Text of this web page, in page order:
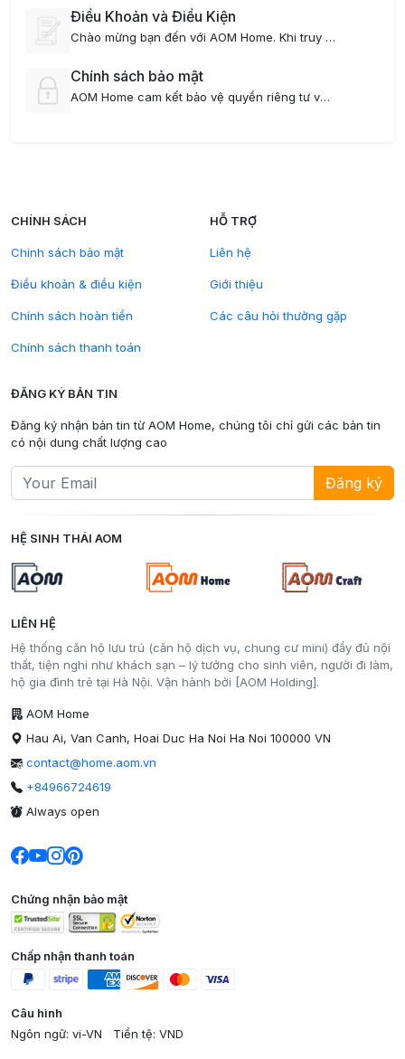
Điều Khoản và Điều Kiện
Chào mừng bạn đến với AOM Home. Khi truy cập và sử dụng dịch vụ của chúng tôi, bạn đồng ý tuân thủ các Điều khoản và Điều kiện sau đây. Vui lòng đọc kỹ để đảm bảo bạn hiểu rõ các quyền và nghĩa vụ của mình.
Chính sách bảo mật
AOM Home cam kết bảo vệ quyền riêng tư và bảo mật thông tin cá nhân của khách hàng. Chính sách này giải thích cách chúng tôi thu thập, sử dụng và bảo vệ thông tin cá nhân khi bạn sử dụng dịch vụ của chúng tôi.
LIÊN HỆ
Hệ thống căn hộ lưu trú (căn hộ dịch vụ, chung cư mini) đầy đủ nội
thất, tiện nghi như khách sạn – lý tưởng cho sinh viên, người đi làm,
hộ gia đình trẻ tại Hà Nội. Vận hành bởi [AOM Holding].
AOM Home
Hau Ai, Van Canh, Hoai Duc Ha Noi Ha Noi 100000 VN
contact@home.aom.vn
+84966724619
Always open
CHÍNH SÁCH
Chính sách bảo mật
Điều khoản & điều kiện
Chính sách hoàn tiền
Chính sách thanh toán
HỖ TRỢ
Liên hệ
Giới thiệu
Các câu hỏi thường gặp
ĐĂNG KÝ BẢN TIN
Đăng ký nhận bản tin từ AOM Home, chúng tôi chỉ gửi các bản tin
có nội dung chất lượng cao
Đăng ký
HỆ SINH THÁI AOM
Chứng nhận bảo mật
Chấp nhận thanh toán
Câu hình
Ngôn ngữ: vi-VN
Tiền tệ: VND